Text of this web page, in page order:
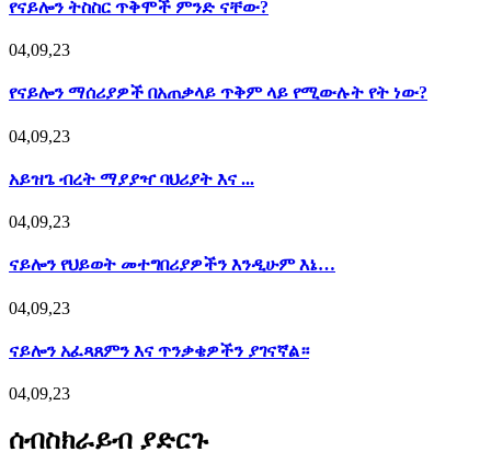
የናይሎን ትስስር ጥቅሞች ምንድ ናቸው?
04,09,23
የናይሎን ማሰሪያዎች በአጠቃላይ ጥቅም ላይ የሚውሉት የት ነው?
04,09,23
አይዝጌ ብረት ማያያዣ ባህሪያት እና ...
04,09,23
ናይሎን የህይወት መተግበሪያዎችን እንዲሁም እኔ…
04,09,23
ናይሎን አፈጻጸምን እና ጥንቃቄዎችን ያገናኛል።
04,09,23
ሰብስክራይብ ያድርጉ